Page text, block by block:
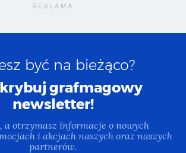
być na bieżąco?
grafmagowy
newsletter!
a otrzymasz informacje o nowych
i akcjach naszych oraz naszych
partnerów.